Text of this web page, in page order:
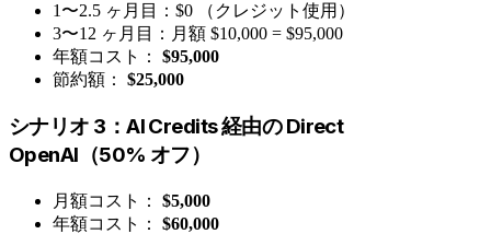
1〜2.5 ヶ月目：$0 （クレジット使用）
3〜12 ヶ月目：月額 $10,000 = $95,000
年額コスト： $95,000
節約額： $25,000
シナリオ 3：AI Credits 経由の Direct
OpenAI（50% オフ）
月額コスト： $5,000
年額コスト： $60,000